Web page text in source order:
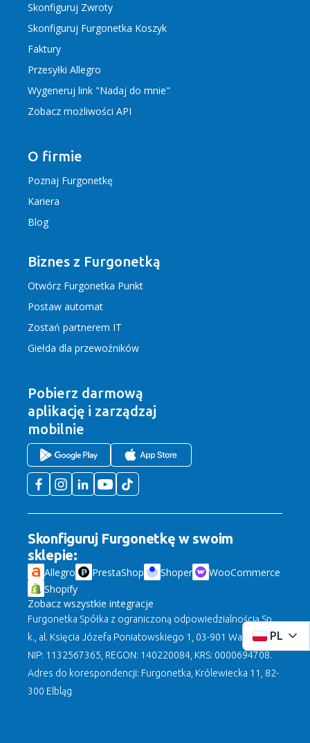
PL
Skonfiguruj Zwroty
Skonfiguruj Furgonetka Koszyk
Faktury
Przesyłki Allegro
Wygeneruj link "Nadaj do mnie"
Zobacz możliwości API
O firmie
Poznaj Furgonetkę
Kariera
Blog
Biznes z Furgonetką
Otwórz Furgonetka Punkt
Postaw automat
Zostań partnerem IT
Giełda dla przewoźników
Pobierz darmową
aplikację i zarządzaj
mobilnie
Skonfiguruj Furgonetkę w swoim
sklepie:
Allegro PrestaShop Shoper
WooCommerce
Shopify
Zobacz wszystkie integracje
Furgonetka Spółka z ograniczoną odpowiedzialnością Sp.
k., al. Księcia Józefa Poniatowskiego 1, 03-901 Warszawa,
NIP: 1132567365, REGON: 140220084, KRS: 0000694708.
Adres do korespondencji: Furgonetka, Królewiecka 11, 82-
300 Elbląg